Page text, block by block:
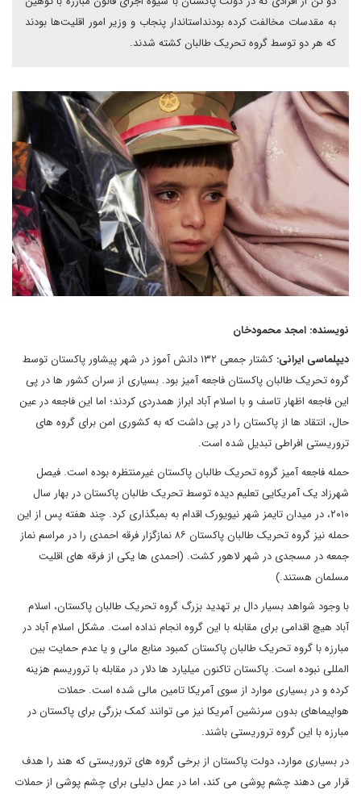
به مقدسات مخالفت کرده بودنداستاندار پنجاب و وزیر امور اقلیت‌ها بودند
که هر دو توسط گروه تحریک طالبان کشته شدند.
نویسنده: امجد محمودخان
دیپلماسی ایرانی:
کشتار جمعی ۱۳۲ دانش آموز در شهر پیشاور پاکستان توسط
گروه تحریک طالبان پاکستان فاجعه آمیز بود. بسیاری از سران کشور ها در پی
این فاجعه اظهار تاسف و با اسلام آباد ابراز همدردی کردند؛ اما این فاجعه در عین
حال، انتقاد ها از پاکستان را در پی داشت که به کشوری امن برای گروه های
تروریستی افراطی تبدیل شده است.
حمله فاجعه آمیز گروه تحریک طالبان پاکستان غیرمنتظره بوده است. فیصل
شهرزاد یک آمریکایی تعلیم دیده توسط تحریک طالبان پاکستان در بهار سال
۲۰۱۰، در میدان تایمز شهر نیویورک اقدام به بمبگذاری کرد. چند هفته پس از این
حمله نیز گروه تحریک طالبان پاکستان ۸۶ نمازگزار فرقه احمدی را در مراسم نماز
جمعه در مسجدی در شهر لاهور کشت. (احمدی ها یکی از فرقه های اقلیت
مسلمان هستند.)
با وجود شواهد بسیار دال بر تهدید بزرگ گروه تحریک طالبان پاکستان، اسلام
آباد هیچ اقدامی برای مقابله با این گروه انجام نداده است. مشکل اسلام آباد در
مبارزه با گروه تحریک طالبان پاکستان کمبود منابع مالی و یا عدم حمایت بین
المللی نبوده است. پاکستان تاکنون میلیارد ها دلار در مقابله با تروریسم هزینه
کرده و در بسیاری موارد از سوی آمریکا تامین مالی شده است. حملات
هواپیماهای بدون سرنشین آمریکا نیز می توانند کمک بزرگی برای پاکستان در
مبارزه با این گروه تروریستی باشند.
در بسیاری موارد، دولت پاکستان از برخی گروه های تروریستی که هند را هدف
قرار می دهند چشم پوشی می کند، اما در عمل دلیلی برای چشم پوشی از حملات